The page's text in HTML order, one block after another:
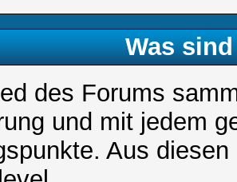
Was
des Forums
und mit jedem
Aus